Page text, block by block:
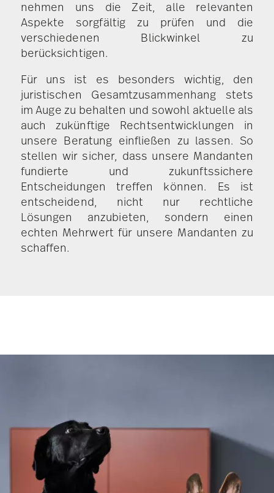
nehmen uns die Zeit, alle relevanten
Aspekte sorgfältig zu prüfen und die
verschiedenen Blickwinkel zu
berücksichtigen.
Für uns ist es besonders wichtig, den
juristischen Gesamtzusammenhang stets
im Auge zu behalten und sowohl aktuelle als
auch zukünftige Rechtsentwicklungen in
unsere Beratung einfließen zu lassen. So
stellen wir sicher, dass unsere Mandanten
fundierte und zukunftssichere
Entscheidungen treffen können. Es ist
entscheidend, nicht nur rechtliche
Lösungen anzubieten, sondern einen
echten Mehrwert für unsere Mandanten zu
schaffen.